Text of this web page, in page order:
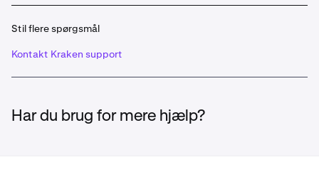
Stil flere spørgsmål
Kontakt Kraken support
Har du brug for mere hjælp?